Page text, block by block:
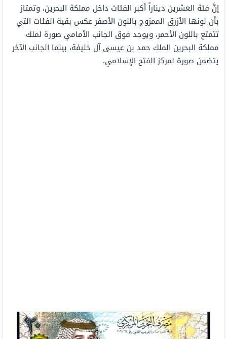
إنَّ فئة العشرين ديناراً أكبر الفئات داخل مملكة البحرين، وتمتاز
بأن لونها الأزرق الممزوج باللون الأصفر عكس بقية الفئات التي
تتمتع باللون الأحمر، ويوجد فوق الجانب الأمامي صورة لملك
مملكة البحرين الملك حمد بن عيسى آل خليفة، بينما الجانب الآخر
يتضمن صورة لمركز الفتح الإسلامي.